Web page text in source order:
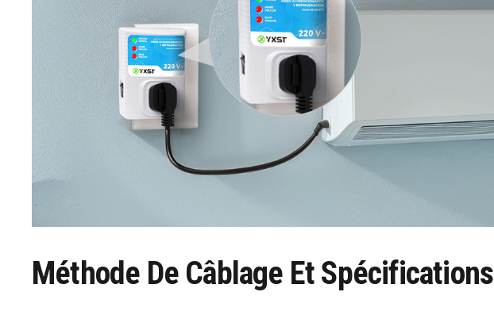
Méthode De Câblage Et Spécifications